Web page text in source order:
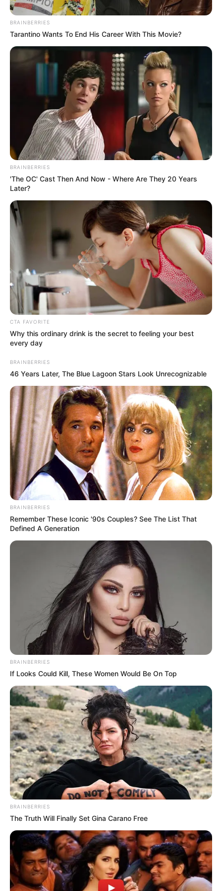
Posted
in
Friss hírek
Műszaki vizsga 2026 – A 10
évnél idősebb autók így kapnak
csak érvényes okmányt
• October 18, 2025
A 10 évnél idősebb autók így kapnak csak érvényes
okmányt! A friss tervezet szerint 2026-tól
szigorodnak a járművek műszaki vizsgára
vonatkozó szabályai, amelyektől az uniós
döntéshozók azt várják, hogy 2050-ig 7 000 életet
mentenek meg, és több mint 65 000 súlyos közúti
balesetet sikerül megelőzni.
A javaslatcsomag nemcsak a személyautókra,
hanem a motorkerékpárokra, haszongépjárművekre
és az elektromos járművekre is kiterjed – miközben
az adminisztráció is átalakul, és egyre digitálisabb
formát ölt. Évente vizsgáznának az idősebb autók
és a nagyobb motorok.
Az egyik legfontosabb változás az lenne, hogy:a tíz
évnél idősebb személyautóknak és furgonoknak
is, amelyek eddig mentesültek a rendszeres
műszaki vizsga alól. Ezzel az Európai Bizottság
célja, hogy a régebbi járművek – amelyek nagyobb
arányban okoznak műszaki hibából eredő
BRAINBERRIES
Tarantino Wants To End His Career With This Movie?
BRAINBERRIES
'The OC' Cast Then And Now - Where Are They 20 Years
Later?
CTA FAVORITE
Why this ordinary drink is the secret to feeling your best
every day
BRAINBERRIES
46 Years Later, The Blue Lagoon Stars Look Unrecognizable
BRAINBERRIES
Remember These Iconic '90s Couples? See The List That
Defined A Generation
BRAINBERRIES
If Looks Could Kill, These Women Would Be On Top
BRAINBERRIES
The Truth Will Finally Set Gina Carano Free